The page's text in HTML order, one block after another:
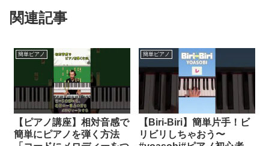
関連記事
簡単ピアノ
【ピアノ講座】相対音感で
簡単にピアノを弾く方法
簡単ピアノ
【Biri-Biri】簡単片手！ビ
リビリしちゃおう〜